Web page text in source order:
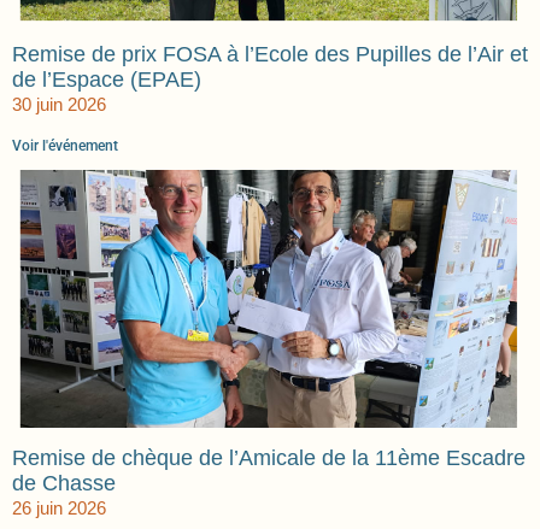
Remise de prix FOSA à l’Ecole des Pupilles de l’Air et
de l’Espace (EPAE)
30 juin 2026
Voir l'événement
Remise de chèque de l’Amicale de la 11ème Escadre
de Chasse
26 juin 2026